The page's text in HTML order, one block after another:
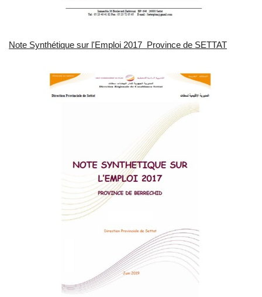
Note Synthétique sur l'Emploi 2017 Province de SETTAT